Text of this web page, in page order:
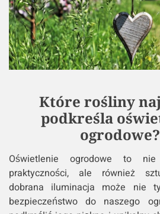
Które rośliny
podkreśla
ogrodowe?
Oświetlenie ogrodowe to
praktyczności, ale również
dobrana iluminacja może nie
bezpieczeństwo do naszego